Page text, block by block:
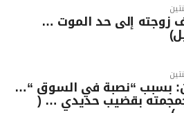
زوجته إلى حد الموت …
بسبب “نصبة في السوق “…
بقضيب حديدي … (